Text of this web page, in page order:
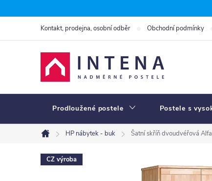
na
Kontakt, prodejna, osobní odběr Obchodní podmínky
Prodloužené postele Postele s
Domů
HP nábytek - buk Šatní skříň dvoudvéřová
CZ výroba